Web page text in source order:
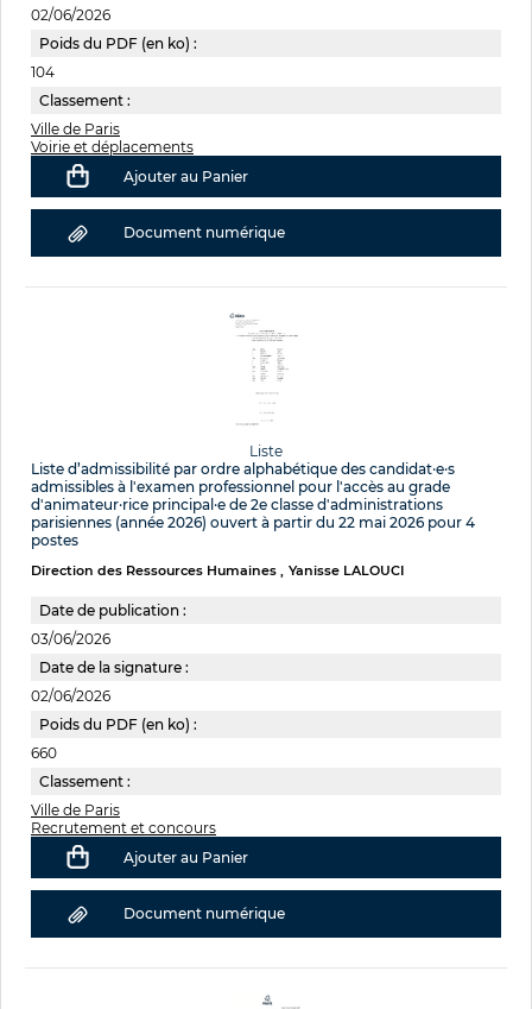
02/06/2026
Poids du PDF (en ko) :
104
Classement :
Ville de Paris
Voirie et déplacements
Ajouter au Panier
Document numérique
Liste
Liste d’admissibilité par ordre alphabétique des candidat·e·s
admissibles à l'examen professionnel pour l'accès au grade
d'animateur·rice principal·e de 2e classe d'administrations
parisiennes (année 2026) ouvert à partir du 22 mai 2026 pour 4
postes
Direction des Ressources Humaines Yanisse LALOUCI
Date de publication :
03/06/2026
Date de la signature :
02/06/2026
Poids du PDF (en ko) :
660
Classement :
Ville de Paris
Recrutement et concours
Ajouter au Panier
Document numérique